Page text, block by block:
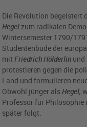
Die Revolution begeistert
Hegel zum radikalen
Wintersemester 1790/
Studentenbude der
mit Friedrich Hölderlin und
protestieren gegen die
Land und formulieren
Obwohl jünger als Hegel,
Professor für Philosophie
später folgt.